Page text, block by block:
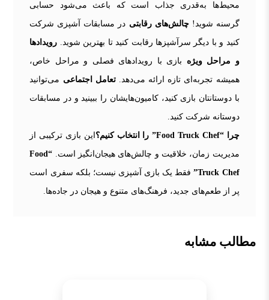
محیط‌ها به‌قدری جذاب است که باعث می‌شود حسابی
گرسنه شوید!چالش‌های رقابتی در مسابقات آشپزی شرکت
کنید و با دیگر سرآشپزها رقابت کنید تا بهترین شوید. رویدادها
و مراحل ویژه بازی با رویدادهای فصلی و مراحل خاص،
همیشه تجربه‌ای تازه ارائه می‌دهد.تعامل اجتماعی می‌توانید
با دوستانتان بازی کنید، کامیون‌هایشان را ببینید و در مسابقات
دوستانه شرکت کنید.
چرا “Food Truck Chef” را انتخاب کنیم؟ این بازی ترکیبی از
مدیریت زمان، خلاقیت و چالش‌های هیجان‌انگیز است. “Food
Truck Chef” فقط یک بازی آشپزی نیست؛ بلکه سفری است
پر از طعم‌های جدید، فرهنگ‌های متنوع و هیجان در جاده‌ها.
مطالب مشابه